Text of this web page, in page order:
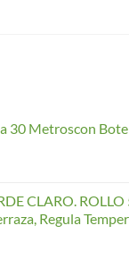
30 Metroscon
CLARO. ROLLO
Regula